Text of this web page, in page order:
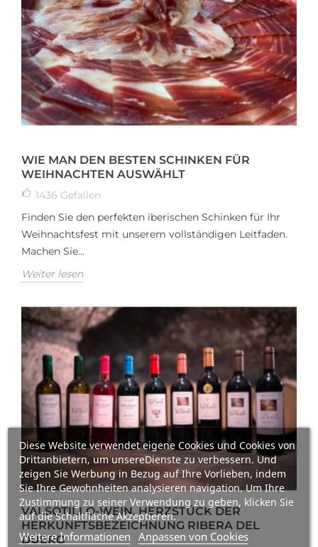
Diese Website verwendet eigene Cookies und Cookies von
Drittanbietern, um unsereDienste zu verbessern. Und
zeigen Sie Werbung in Bezug auf Ihre Vorlieben, indem
Sie Ihre Gewohnheiten analysieren navigation. Um Ihre
Zustimmung zu seiner Verwendung zu geben, klicken Sie
auf die Schaltfläche Akzeptieren.
Weitere Informationen Anpassen von Cookies
WIE MAN DEN BESTEN SCHINKEN FÜR
WEIHNACHTEN AUSWÄHLT
1436 Gefallen
Finden Sie den perfekten iberischen Schinken für Ihr
Weihnachtsfest mit unserem vollständigen Leitfaden.
Machen Sie...
Weiter lesen
VALSOTILLO-WEIN, HERZSTÜCK DER
HERKUNFTSBEZEICHNUNG RIBERA DEL
DUERO